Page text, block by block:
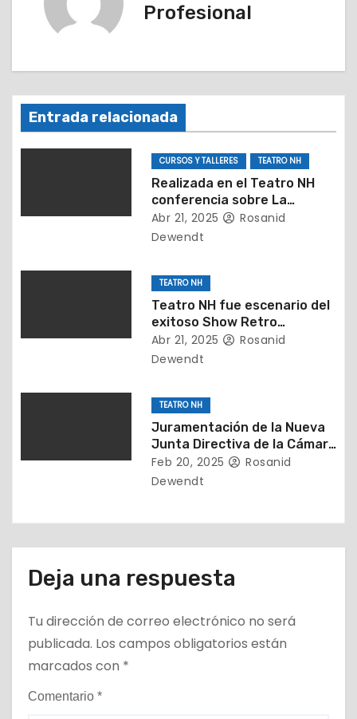
ó
n
d
t
a
a
Profesional
Entrada relacionada
CURSOS Y TALLERES TEATRO NH
Realizada en el Teatro NH
conferencia sobre La
importancia de detectar a
tiempo el TEA
Abr 21, 2025
Rosanid
Dewendt
TEATRO NH
Teatro NH fue escenario del
exitoso Show Retro
presentado por la Fundación
Legados Music
Abr 21, 2025
Rosanid
Dewendt
TEATRO NH
Juramentación de la Nueva
Junta Directiva de la Cámara
Inmobiliaria de Falcón (2025-
2027)
Feb 20, 2025
Rosanid
Dewendt
Deja una respuesta
Tu dirección de correo electrónico no será
publicada. Los campos obligatorios están
marcados con *
Comentario *